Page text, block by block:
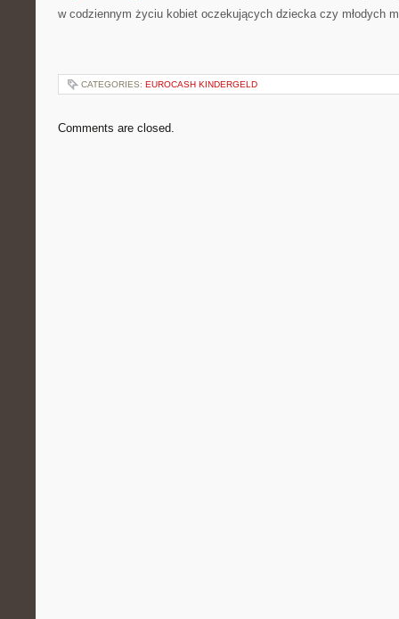
w codziennym życiu kobiet oczekujących dziecka czy młodych
CATEGORIES: EUROCASH KINDERGELD
Comments are closed.